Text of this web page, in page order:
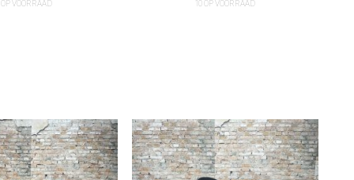
OP VOORRAAD 10 OP VOORRAAD